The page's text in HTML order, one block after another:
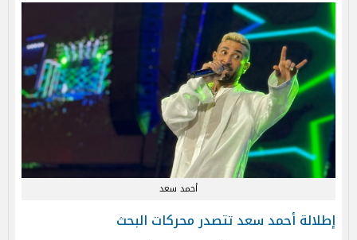
أحمد سعد
إطلالة أحمد سعد تتصدر محركات البحث